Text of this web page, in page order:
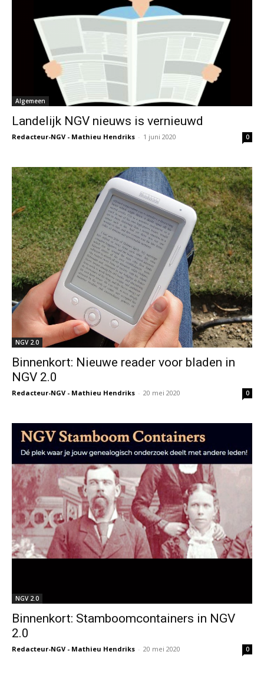
Algemeen
Landelijk NGV nieuws is vernieuwd
Redacteur-NGV - Mathieu Hendriks - 1 juni 2020 0
NGV 2.0
Binnenkort: Nieuwe reader voor bladen in
NGV 2.0
Redacteur-NGV - Mathieu Hendriks - 20 mei 2020 0
NGV 2.0
Binnenkort: Stamboomcontainers in NGV
2.0
Redacteur-NGV - Mathieu Hendriks - 20 mei 2020 0